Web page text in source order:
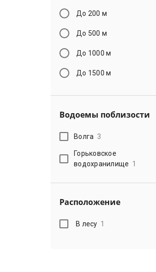
До 200 м
До 500 м
До 1000 м
До 1500 м
Водоемы поблизости
Волга 3
Горьковское
водохранилище 1
Расположение
В лесу 1